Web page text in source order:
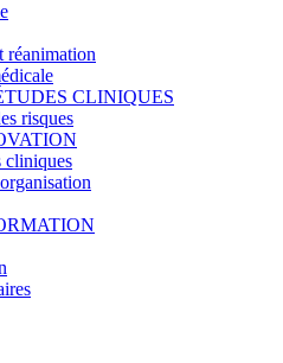
réanimation
CLINIQUES
risques
cliniques